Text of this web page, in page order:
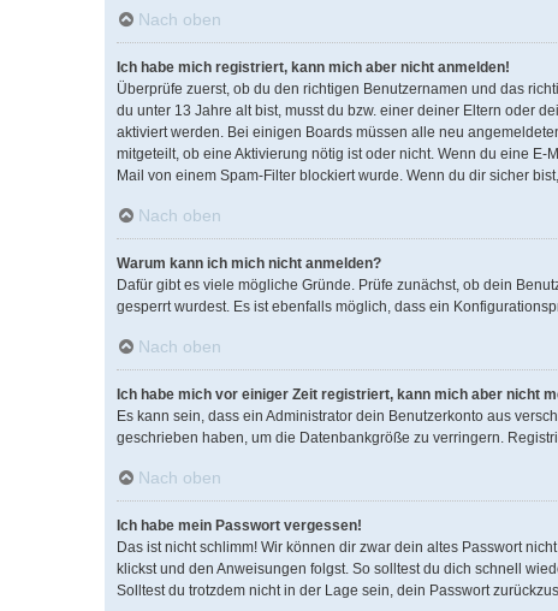
Nach oben
Ich habe mich registriert, kann mich aber nicht anmelden!
Überprüfe zuerst, ob du den richtigen Benutzernamen und das
du unter 13 Jahre alt bist, musst du bzw. einer deiner Eltern oder
aktiviert werden. Bei einigen Boards müssen alle neu
mitgeteilt, ob eine Aktivierung nötig ist oder nicht. Wenn du eine
Mail von einem Spam-Filter blockiert wurde. Wenn du dir sicher
Nach oben
Warum kann ich mich nicht anmelden?
Dafür gibt es viele mögliche Gründe. Prüfe zunächst, ob dein
gesperrt wurdest. Es ist ebenfalls möglich, dass ein
Nach oben
Ich habe mich vor einiger Zeit registriert, kann mich aber nicht
Es kann sein, dass ein Administrator dein Benutzerkonto aus
geschrieben haben, um die Datenbankgröße zu verringern.
Nach oben
Ich habe mein Passwort vergessen!
Das ist nicht schlimm! Wir können dir zwar dein altes Passwort
klickst und den Anweisungen folgst. So solltest du dich schnell
Solltest du trotzdem nicht in der Lage sein, dein Passwort